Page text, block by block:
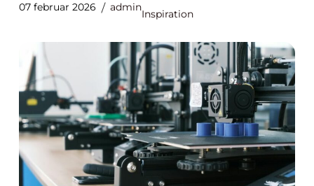
07 februar 2026 admin
Inspiration